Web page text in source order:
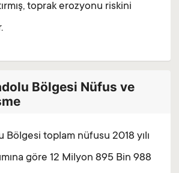
toprak erozyonu riskini
Bölgesi Nüfus ve
Bölgesi toplam nüfusu 2018 yılı
göre 12 Milyon 895 Bin 988